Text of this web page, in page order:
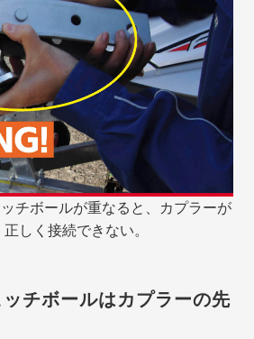
チボールが重なると、カプラーが
しく接続できない。
チボールはカプラーの先